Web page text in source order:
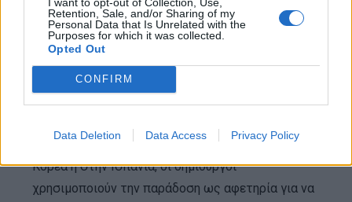
Retention, Sale, and/or Sharing of my
Personal Data that Is Unrelated with the
Purposes for which it was collected.
Opted Out
CONFIRM
Data Deletion Data Access Privacy Policy
επηρεάζουν καθημερινά τον κλάδο. Κι όμως,
μεγάλο μέρος της δημόσιας γαστρονομικής
συζήτησης εξακολουθεί να περιστρέφεται γύρω
από το χθες.
λειτουργούν έτσι. Στη Δανία, στην Ιαπωνία, στην
Κορέα ή στην Ισπανία, οι δημιουργοί
χρησιμοποιούν την παράδοση ως αφετηρία για να